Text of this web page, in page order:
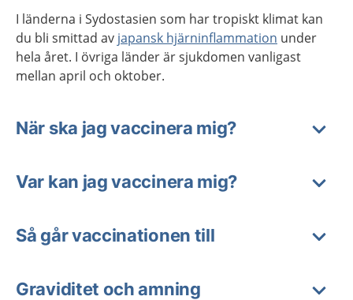
I länderna i Sydostasien som har tropiskt klimat kan
du bli smittad av japansk hjärninflammation under
hela året. I övriga länder är sjukdomen vanligast
mellan april och oktober.
När ska jag vaccinera mig?
Var kan jag vaccinera mig?
Så går vaccinationen till
Graviditet och amning